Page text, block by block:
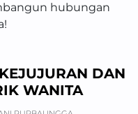
hubungan
DAN
WANITA